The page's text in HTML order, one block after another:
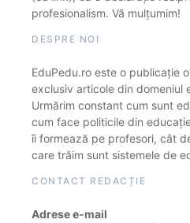
profesionalism. Vă mulțumim!
DESPRE NOI
EduPedu.ro este o publicație
exclusiv articole din domeniul
Urmărim constant cum sunt
cum face politicile din
îi formează pe profesori, cât
care trăim sunt sistemele de
CONTACT REDACȚIE
Adrese e-mail